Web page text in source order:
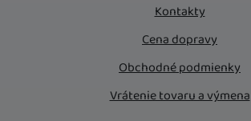
Kontakty
Cena dopravy
Obchodné podmienky
Vrátenie tovaru a výmena